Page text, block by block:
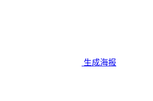
生成海报